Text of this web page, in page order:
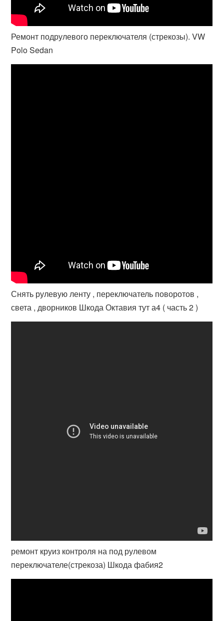
Ремонт подрулевого переключателя (стрекозы). VW
Polo Sedan
Снять рулевую ленту , переключатель поворотов ,
света , дворников Шкода Октавия тут а4 ( часть 2 )
ремонт круиз контроля на под рулевом
переключателе(стрекоза) Шкода фабия2